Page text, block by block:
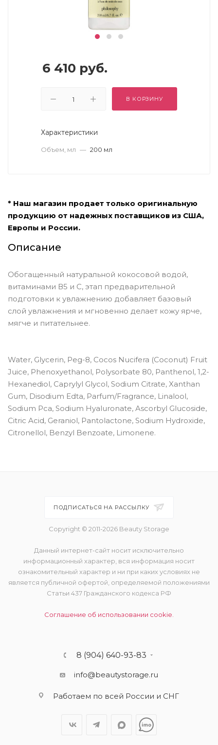
6 410 руб.
В КОРЗИНУ
Характеристики
Объем, мл — 200 мл
* Наш магазин продает только оригинальную
продукцию от надежных поставщиков из США,
Европы и России.
Описание
Обогащенный натуральной кокосовой водой,
витаминами В5 и С, этап предварительной
подготовки к увлажнению добавляет базовый
слой увлажнения и мгновенно делает кожу ярче,
мягче и питательнее.
Water, Glycerin, Peg-8, Cocos Nucifera (Coconut) Fruit
Juice, Phenoxyethanol, Polysorbate 80, Panthenol, 1,2-
Hexanediol, Caprylyl Glycol, Sodium Citrate, Xanthan
Gum, Disodium Edta, Parfum/Fragrance, Linalool,
Sodium Pca, Sodium Hyaluronate, Ascorbyl Glucoside,
Citric Acid, Geraniol, Pantolactone, Sodium Hydroxide,
Citronellol, Benzyl Benzoate, Limonene.
ПОДПИСАТЬСЯ НА РАССЫЛКУ
Copyright © 2011-2026 Beauty Storage
Данный интернет-сайт носит исключительно
информационный характер, вся информация носит
ознакомительный характер и ни при каких условиях не
является публичной офертой, определяемой положениями
Статьи 437 Гражданского кодекса РФ
Соглашение об использовании cookie.
8 (904) 640-93-83
info@beautystorage.ru
Работаем по всей России и СНГ